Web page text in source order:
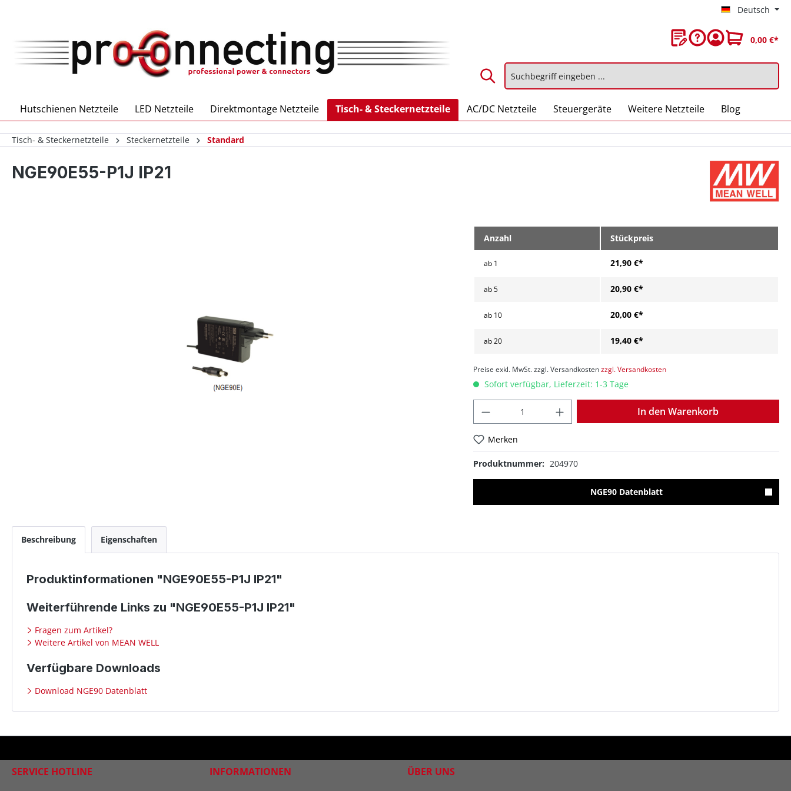
Deutsch
0,00 €*
Hutschienen Netzteile LED Netzteile Direktmontage Netzteile Tisch- & Steckernetzteile AC/DC Netzteile Steuergeräte Weitere Netzteile Blog
Tisch- & Steckernetzteile Steckernetzteile Standard
NGE90E55-P1J IP21
Anzahl Stückpreis
ab 1 21,90 €*
ab5 20,90 €*
ab 10 20,00 €*
ab20 19,40 €*
Preise exkl. MwSt. zzgl. Versandkostenzzgl. Versandkosten
Sofort verfügbar, Lieferzeit: 1-3 Tage
In den Warenkorb
Merken
Produktnummer: 204970
NGE90 Datenblatt
Beschreibung Eigenschaften
Produktinformationen "NGE90E55-P1J IP21"
Weiterführende Links zu "NGE90E55-P1J IP21"
Fragen zum Artikel?
Weitere Artikel von MEAN WELL
Verfügbare Downloads
Download NGE90 Datenblatt
SERVICE HOTLINE INFORMATIONEN ÜBER UNS